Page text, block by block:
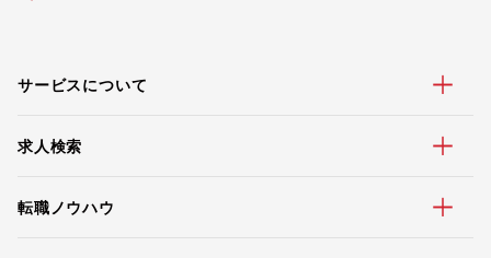
サービスについて
求人検索
転職ノウハウ